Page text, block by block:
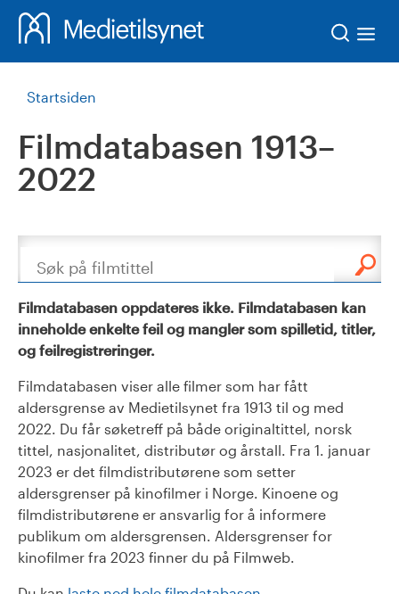
Startsiden
Filmdatabasen 1913–
2022
Søk
Filmdatabasen oppdateres ikke. Filmdatabasen kan
inneholde enkelte feil og mangler som spilletid, titler,
og feilregistreringer.
Filmdatabasen viser alle filmer som har fått
aldersgrense av Medietilsynet fra 1913 til og med
2022. Du får søketreff på både originaltittel, norsk
tittel, nasjonalitet, distributør og årstall. Fra 1. januar
2023 er det filmdistributørene som setter
aldersgrenser på kinofilmer i Norge. Kinoene og
filmdistributørene er ansvarlig for å informere
publikum om aldersgrensen. Aldersgrenser for
kinofilmer fra 2023 finner du på Filmweb.